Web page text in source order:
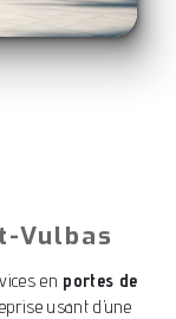
Vulbas
en portes de
usant d’une